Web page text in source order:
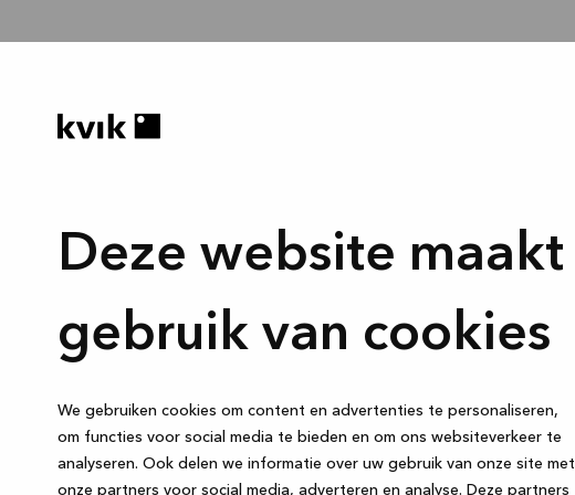
Deze website maakt
gebruik van cookies
We gebruiken cookies om content en advertenties te personaliseren,
om functies voor social media te bieden en om ons websiteverkeer te
analyseren. Ook delen we informatie over uw gebruik van onze site met
onze partners voor social media, adverteren en analyse. Deze partners